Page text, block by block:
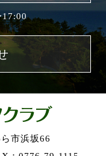
17:00
市浜坂66